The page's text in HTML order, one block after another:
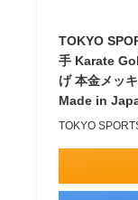
TOKYO
手 Karate
げ 本金メッ
Made in
TOKYO